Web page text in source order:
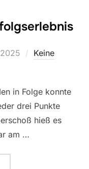
Keine
in Folge konnte
drei Punkte
hieß es
am …
WIEDER EIN